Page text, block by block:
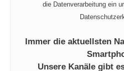
die Datenverarbeitung ein
Immer die aktuellsten
Unsere Kanäle gibt